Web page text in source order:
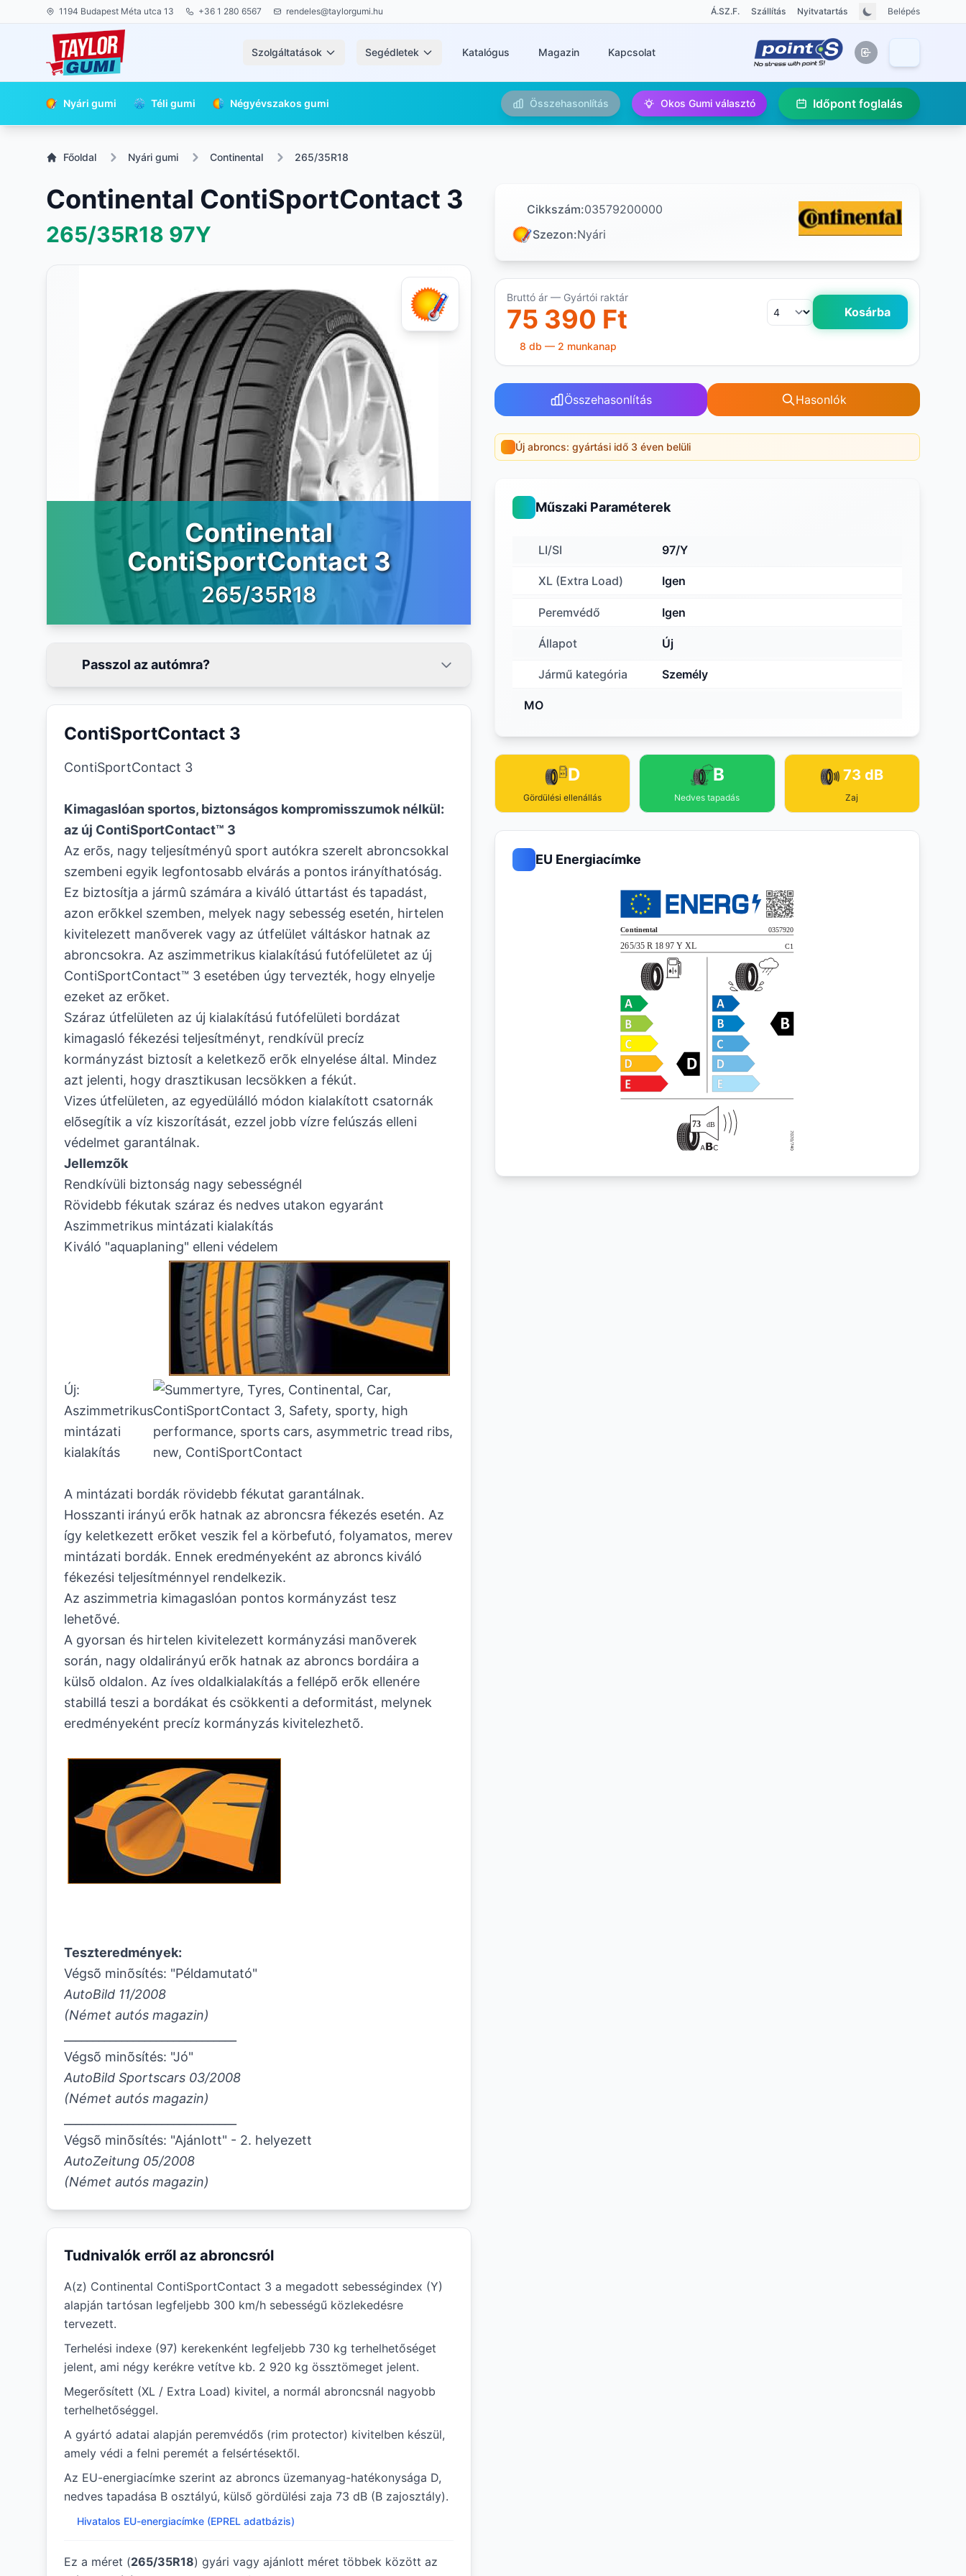
1194 Budapest Méta utca 13 +36 1 280 6567 rendeles@taylorgumi.hu Á.SZ.F. Szállítás Nyitvatartás Belépés
Szolgáltatások Segédletek Katalógus Magazin Kapcsolat
Nyári gumi Téli gumi Négyévszakos gumi Összehasonlítás Okos Gumi választó Időpont foglalás
Főoldal Nyári gumi Continental 265/35R18
Continental ContiSportContact 3
265/35R18 97Y
Continental
ContiSportContact 3
265/35R18
Passzol az autómra?
ContiSportContact 3
ContiSportContact 3
Kimagaslóan sportos, biztonságos kompromisszumok nélkül:
az új ContiSportContact™ 3
Az erõs, nagy teljesítményû sport autókra szerelt abroncsokkal
szembeni egyik legfontosabb elvárás a pontos irányíthatóság.
Ez biztosítja a jármû számára a kiváló úttartást és tapadást,
azon erõkkel szemben, melyek nagy sebesség esetén, hirtelen
kivitelezett manõverek vagy az útfelület váltáskor hatnak az
abroncsokra. Az aszimmetrikus kialakítású futófelületet az új
ContiSportContact™ 3 esetében úgy tervezték, hogy elnyelje
ezeket az erõket.
Száraz útfelületen az új kialakítású futófelületi bordázat
kimagasló fékezési teljesítményt, rendkívül precíz
kormányzást biztosít a keletkezõ erõk elnyelése által. Mindez
azt jelenti, hogy drasztikusan lecsökken a fékút.
Vizes útfelületen, az egyedülálló módon kialakított csatornák
elõsegítik a víz kiszorítását, ezzel jobb vízre felúszás elleni
védelmet garantálnak.
Jellemzõk
Rendkívüli biztonság nagy sebességnél
Rövidebb fékutak száraz és nedves utakon egyaránt
Aszimmetrikus mintázati kialakítás
Kiváló "aquaplaning" elleni védelem
Új:
Aszimmetrikus
mintázati
kialakítás
A mintázati bordák rövidebb fékutat garantálnak.
Hosszanti irányú erõk hatnak az abroncsra fékezés esetén. Az
így keletkezett erõket veszik fel a körbefutó, folyamatos, merev
mintázati bordák. Ennek eredményeként az abroncs kiváló
fékezési teljesítménnyel rendelkezik.
Az aszimmetria kimagaslóan pontos kormányzást tesz
lehetõvé.
A gyorsan és hirtelen kivitelezett kormányzási manõverek
során, nagy oldalirányú erõk hatnak az abroncs bordáira a
külsõ oldalon. Az íves oldalkialakítás a fellépõ erõk ellenére
stabillá teszi a bordákat és csökkenti a deformitást, melynek
eredményeként precíz kormányzás kivitelezhetõ.
Teszteredmények:
Végsõ minõsítés: "Példamutató"
AutoBild 11/2008
(Német autós magazin)
Végsõ minõsítés: "Jó"
AutoBild Sportscars 03/2008
(Német autós magazin)
Végsõ minõsítés: "Ajánlott" - 2. helyezett
AutoZeitung 05/2008
(Német autós magazin)
Tudnivalók erről az abroncsról
A(z) Continental ContiSportContact 3 a megadott sebességindex (Y)
alapján tartósan legfeljebb 300 km/h sebességű közlekedésre
tervezett.
Terhelési indexe (97) kerekenként legfeljebb 730 kg terhelhetőséget
jelent, ami négy kerékre vetítve kb. 2 920 kg össztömeget jelent.
Megerősített (XL / Extra Load) kivitel, a normál abroncsnál nagyobb
terhelhetőséggel.
A gyártó adatai alapján peremvédős (rim protector) kivitelben készül,
amely védi a felni peremét a felsértésektől.
Az EU-energiacímke szerint az abroncs üzemanyag-hatékonysága D,
nedves tapadása B osztályú, külső gördülési zaja 73 dB (B zajosztály).
Hivatalos EU-energiacímke (EPREL adatbázis)
Ez a méret (265/35R18) gyári vagy ajánlott méret többek között az
Cikkszám:03579200000
Szezon:Nyári
Bruttó ár — Gyártói raktár
75 390 Ft Kosárba
8 db — 2 munkanap
Összehasonlítás Hasonlók
Új abroncs: gyártási idő 3 éven belüli
Műszaki Paraméterek
LI/SI 97/Y
XL (Extra Load) Igen
Peremvédő Igen
Állapot Új
Jármű kategória Személy
MO
D
Gördülési ellenállás
B
Nedves tapadás
73 dB
Zaj
EU Energiacímke